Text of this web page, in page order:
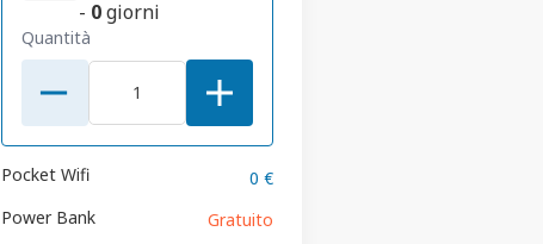
- 0giorni
Quantità
Pocket Wifi
0 €
Power Bank
Gratuito